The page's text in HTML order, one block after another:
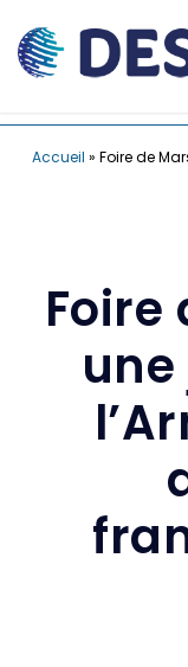
Accueil » Foire de
Foire